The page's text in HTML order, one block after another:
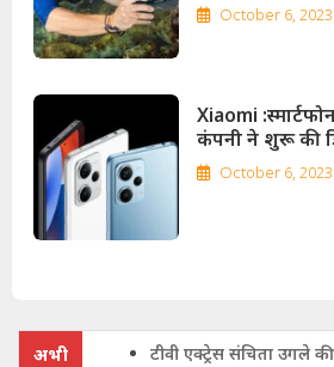
October 6, 2023
Xiaomi :
कंपनी ने शुरू की
October 6, 2023
अभी टीवी एक्ट्रेस संचिता उगले की